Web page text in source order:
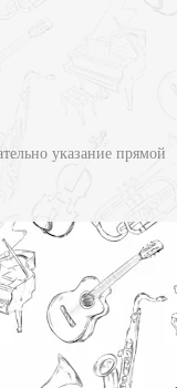
указание прямой